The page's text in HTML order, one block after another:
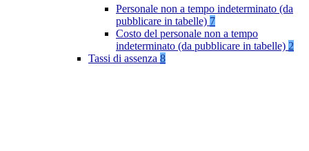
Personale non a tempo indeterminato (da
pubblicare in tabelle) 7
Costo del personale non a tempo
indeterminato (da pubblicare in tabelle) 2
Tassi di assenza 8